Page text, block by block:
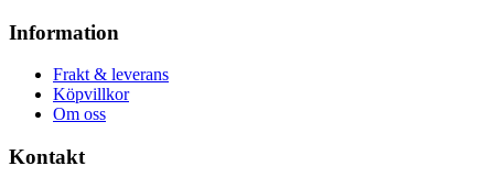
Information
Frakt & leverans
Köpvillkor
Om oss
Kontakt